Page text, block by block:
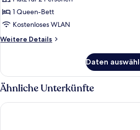
1
Queen-
Bett,
Nichtraucher
1 Queen-Bett
Kostenloses WLAN
Weitere Details
Weitere
1
Queen-
Bett,
Nichtraucher
Daten
Ähnliche Unterkünfte
The William Fell Baltimore, Tapestry